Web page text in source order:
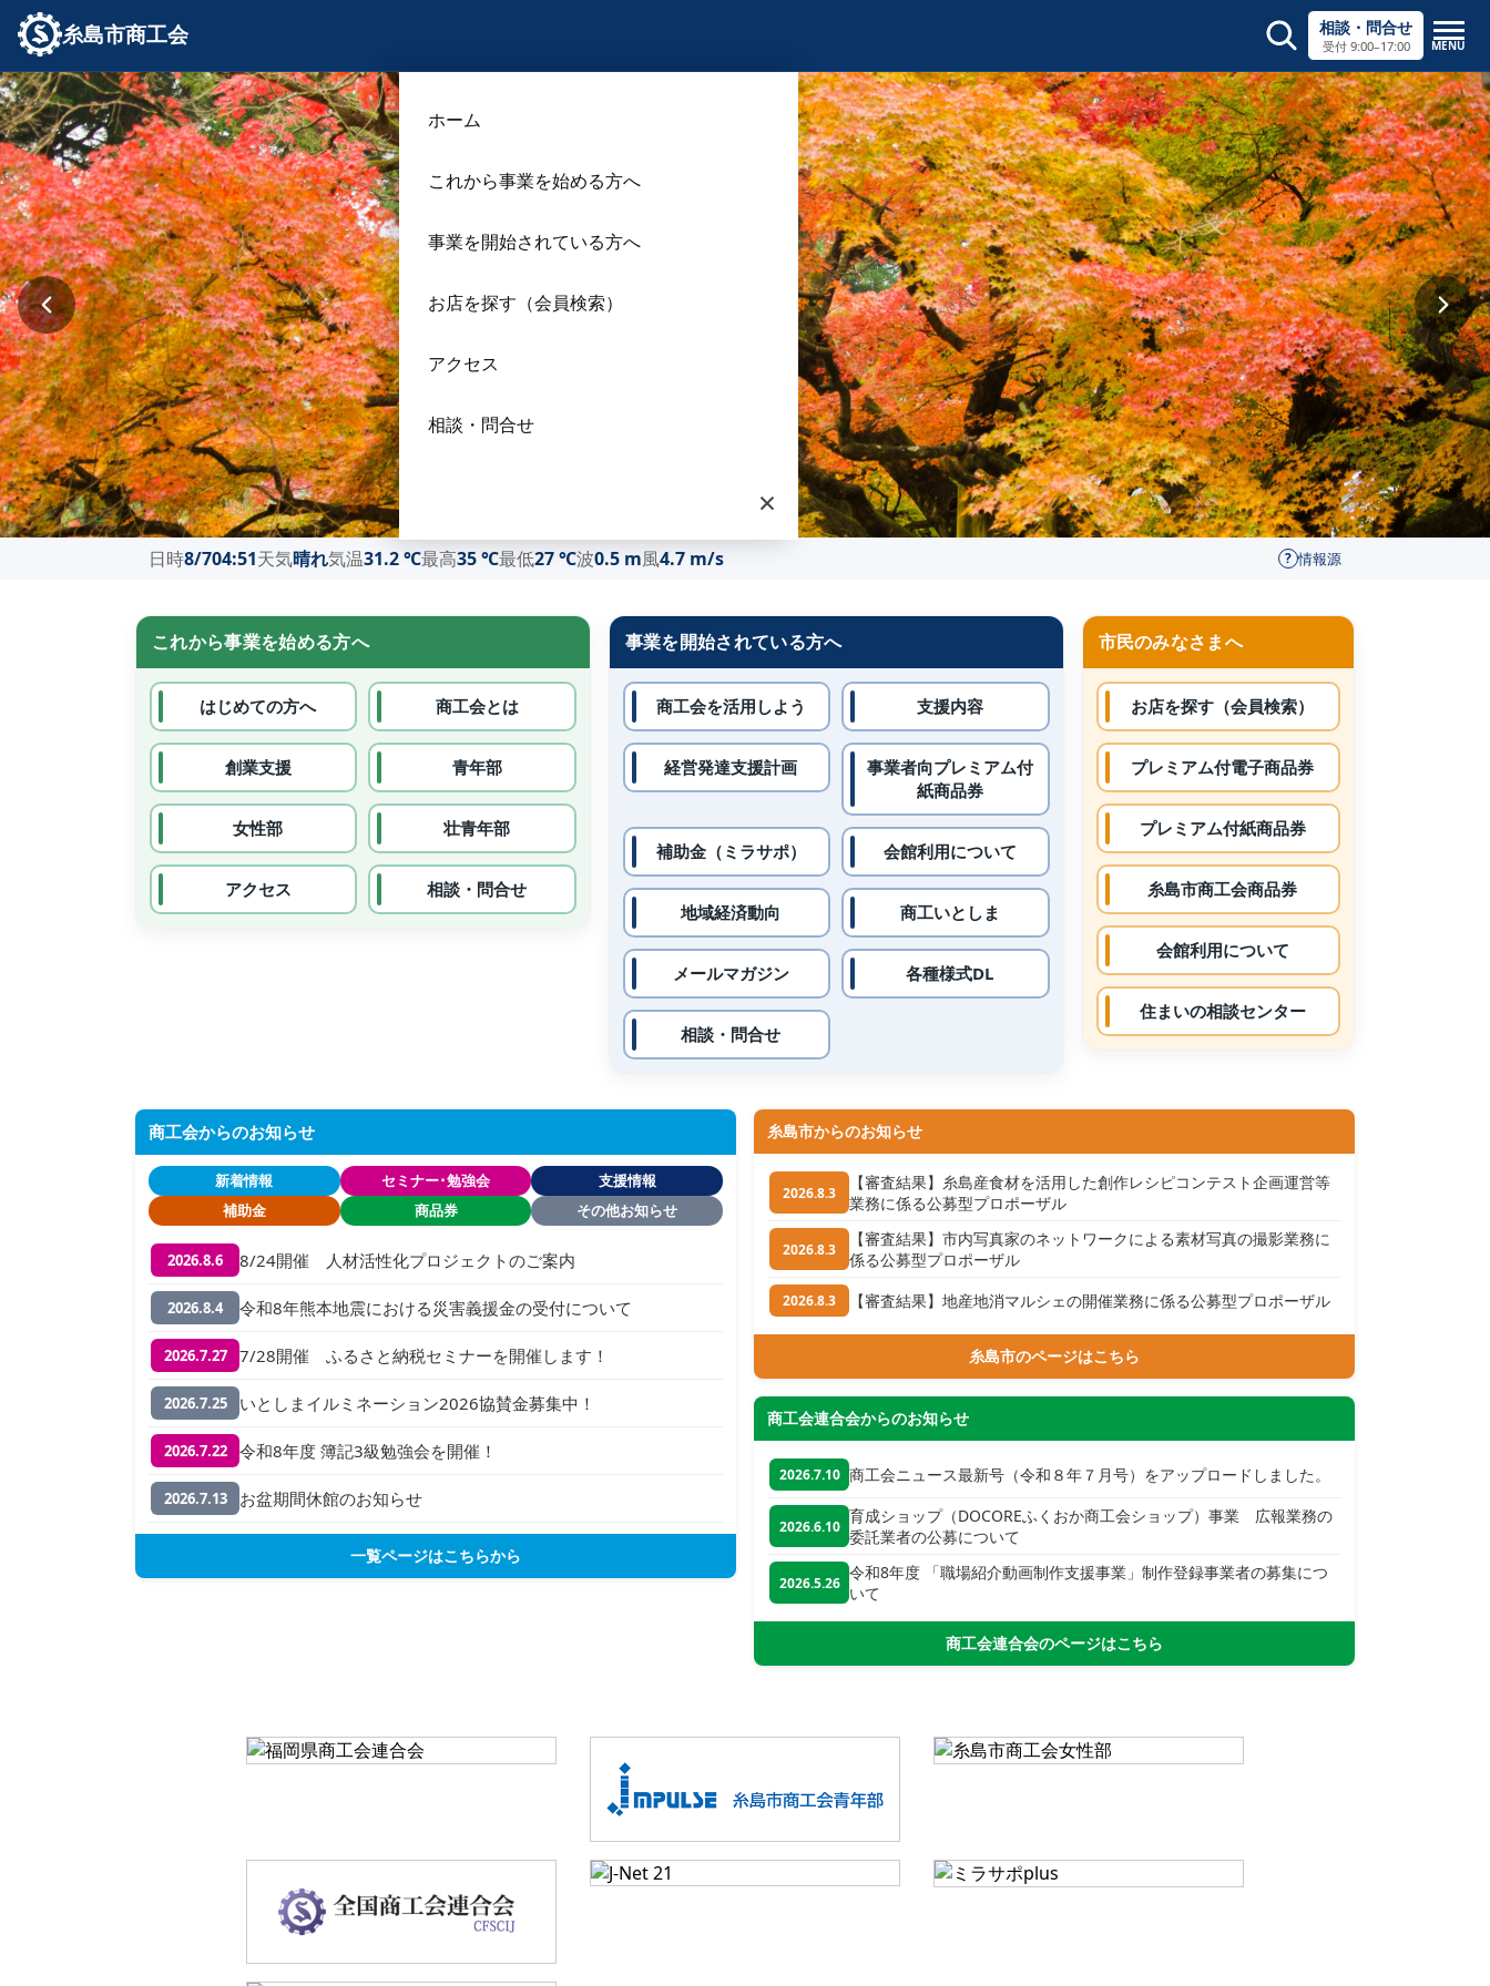
糸島市商工会 相談・問合せ
受付 9:00–17:00 MENU
サイト内検索
×
ホーム
これから事業を始める方へ
事業を開始されている方へ
お店を探す（会員検索）
アクセス
相談・問合せ
×
日時8/704:51天気晴れ気温31.2 ℃最高35 ℃最低27 ℃波0.5 m風4.7 m/s ? 情報源
これから事業を始める方へ
はじめての方へ 商工会とは
創業支援 青年部
女性部 壮青年部
アクセス 相談・問合せ
事業を開始されている方へ
商工会を活用しよう 支援内容
経営発達支援計画
事業者向プレミアム付
紙商品券
補助金（ミラサポ） 会館利用について
地域経済動向 商工いとしま
メールマガジン 各種様式DL
相談・問合せ
市民のみなさまへ
お店を探す（会員検索）
プレミアム付電子商品券
プレミアム付紙商品券
糸島市商工会商品券
会館利用について
住まいの相談センター
商工会からのお知らせ
新着情報 セミナー･勉強会
支援情報
補助金
商品券 その他お知らせ
2026.8.6 8/24開催 人材活性化プロジェクトのご案内
2026.8.4 令和8年熊本地震における災害義援金の受付について
2026.7.27 7/28開催 ふるさと納税セミナーを開催します！
2026.7.25 いとしまイルミネーション2026協賛金募集中！
2026.7.22 令和8年度 簿記3級勉強会を開催！
2026.7.13 お盆期間休館のお知らせ
一覧ページはこちらから
糸島市からのお知らせ
2026.8.3
【審査結果】糸島産食材を活用した創作レシピコンテスト企画運営等
業務に係る公募型プロポーザル
2026.8.3
【審査結果】市内写真家のネットワークによる素材写真の撮影業務に
係る公募型プロポーザル
2026.8.3 【審査結果】地産地消マルシェの開催業務に係る公募型プロポーザル
糸島市のページはこちら
商工会連合会からのお知らせ
2026.7.10 商工会ニュース最新号（令和８年７月号）をアップロードしました。
2026.6.10 育成ショップ（DOCOREふくおか商工会ショップ）事業 広報業務の
委託業者の公募について
2026.5.26 令和8年度 「職場紹介動画制作支援事業」制作登録事業者の募集につ
いて
商工会連合会のページはこちら